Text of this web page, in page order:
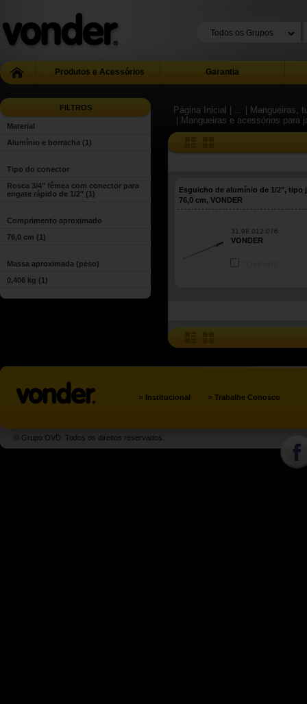
Produtos e Acessórios Garantia
FILTROS
Material
Alumínio e borracha (1)
Tipo do conector
Rosca 3/4" fêmea com conector para
engate rápido de 1/2" (1)
Comprimento aproximado
76,0 cm (1)
Massa aproximada (peso)
0,406 kg (1)
Página Inicial | ...
| Mangueiras,
| Mangueiras e acessórios para
Esguicho de alumínio de 1/2", tipo
76,0 cm, VONDER
31.98.012.076
VONDER
» Institucional » Trabalhe Conosco
© Grupo OVD. Todos os direitos reservados.